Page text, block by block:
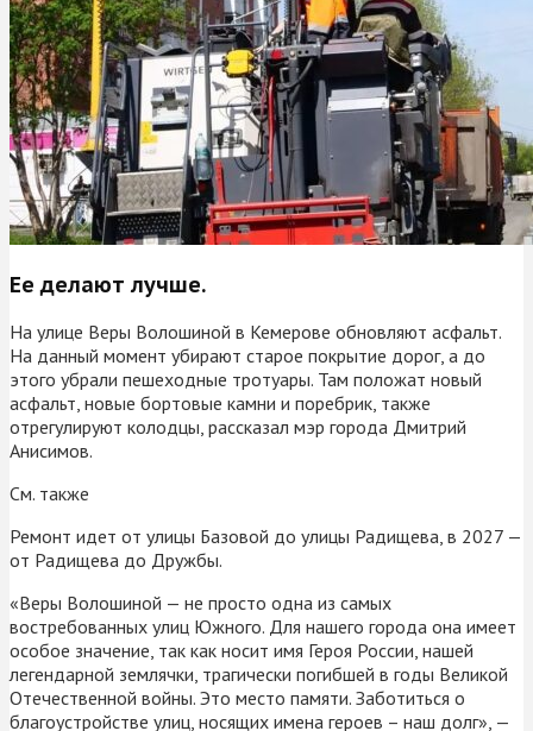
Ее делают лучше.
На улице Веры Волошиной в Кемерове обновляют асфальт.
На данный момент убирают старое покрытие дорог, а до
этого убрали пешеходные тротуары. Там положат новый
асфальт, новые бортовые камни и поребрик, также
отрегулируют колодцы, рассказал мэр города Дмитрий
Анисимов.
См. также
Ремонт идет от улицы Базовой до улицы Радищева, в 2027 —
от Радищева до Дружбы.
«Веры Волошиной — не просто одна из самых
востребованных улиц Южного. Для нашего города она имеет
особое значение, так как носит имя Героя России, нашей
легендарной землячки, трагически погибшей в годы Великой
Отечественной войны. Это место памяти. Заботиться о
благоустройстве улиц, носящих имена героев – наш долг», —